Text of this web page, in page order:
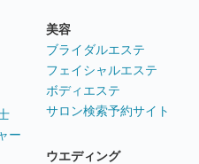
ー
美容
ブライダルエステ
フェイシャルエステ
ボディエステ
サロン検索予約サイト
ウエディング